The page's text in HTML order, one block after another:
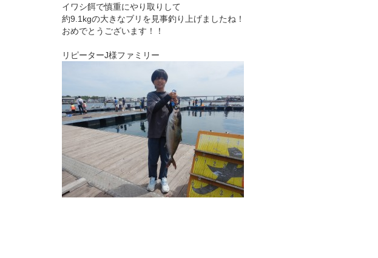
イワシ餌で慎重にやり取りして
約9.1kgの大きなブリを見事釣り上げましたね！
おめでとうございます！！
リピーターJ様ファミリー